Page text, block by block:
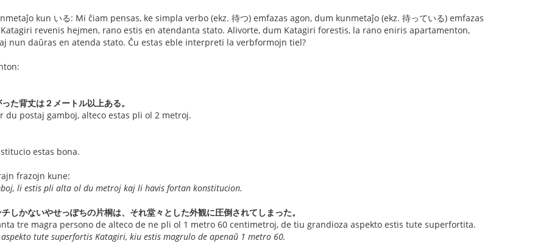
kun いる: Mi ĉiam pensas, ke simpla verbo (ekz. 待つ) emfazas agon, dum kunmetaĵo (ekz. 待っている) emfazas
revenis hejmen, rano estis en atendanta stato. Alivorte, dum Katagiri forestis, la rano eniris apartamenton,
nun daŭras en atenda stato. Ĉu estas eble interpreti la verbformojn tiel?
た背丈は２メートル以上ある。
du postaj gamboj, alteco estas pli ol 2 metroj.
estas bona.
frazojn kune:
li estis pli alta ol du metroj kaj li havis fortan konstitucion.
しかないやせっぽちの片桐は、それ堂々とした外観に圧倒されてしまった。
tre magra persono de alteco de ne pli ol 1 metro 60 centimetroj, de tiu grandioza aspekto estis tute superfortita.
tute superfortis Katagiri, kiu estis magrulo de apenaŭ 1 metro 60.